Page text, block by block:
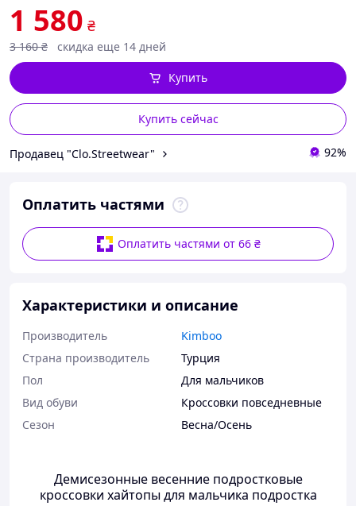
1 580 ₴
3 160 ₴ скидка еще 14 дней
Купить сейчас
Купить
Продавец "Clo.Streetwear" 92%
Оплатить частями
Оплатить частями от 66 ₴
Характеристики и описание
Производитель
Kimboo
Страна производитель
Турция
Пол
Для мальчиков
Вид обуви
Кроссовки повседневные
Сезон
Весна/Осень
Демисезонные весенние подростковые
кроссовки хайтопы для мальчика подростка